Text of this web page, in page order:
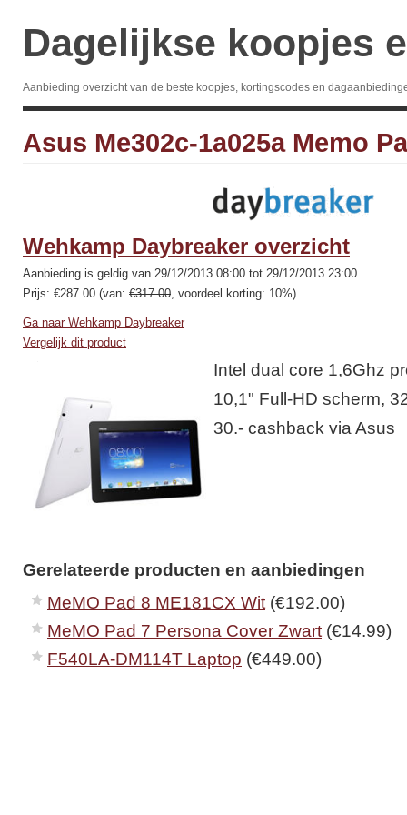
Dagelijkse koopjes
Aanbieding overzicht van de beste koopjes, kortingscodes en
Asus Me302c-1a025a Memo
Wehkamp Daybreaker overzicht
Aanbieding is geldig van 29/12/2013 08:00 tot 29/12/2013 23:00
Prijs: €287.00 (van: €317.00, voordeel korting: 10%)
Ga naar Wehkamp Daybreaker
Vergelijk dit product
Intel dual core 1,6Ghz
10,1" Full-HD scherm,
30.- cashback via Asus
Gerelateerde producten en aanbiedingen
MeMO Pad 8 ME181CX Wit (€192.00)
MeMO Pad 7 Persona Cover Zwart (€14.99)
F540LA-DM114T Laptop (€449.00)